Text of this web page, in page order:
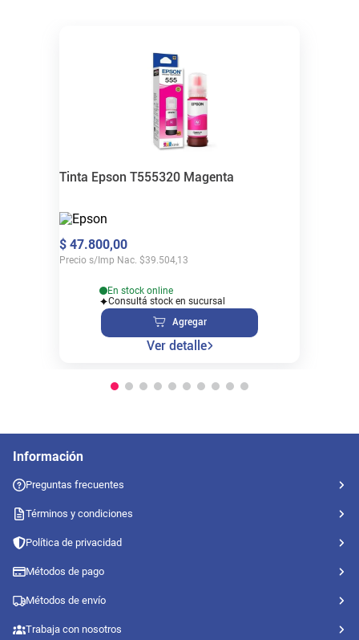
Tinta Epson T555320 Magenta
$ 47.800,00
Precio s/Imp Nac. $39.504,13
En stock online
Consultá stock en sucursal
Agregar
Ver detalle
Información
Preguntas frecuentes
Términos y condiciones
Política de privacidad
Métodos de pago
Métodos de envío
Trabaja con nosotros